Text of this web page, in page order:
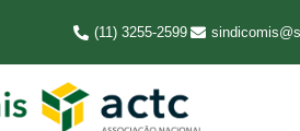
(11) 3255-2599